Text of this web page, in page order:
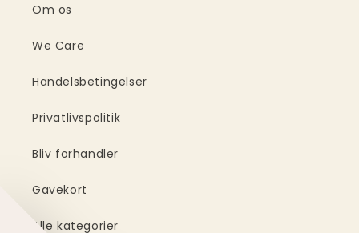
Om os
We Care
Handelsbetingelser
Privatlivspolitik
Bliv forhandler
Gavekort
Alle kategorier